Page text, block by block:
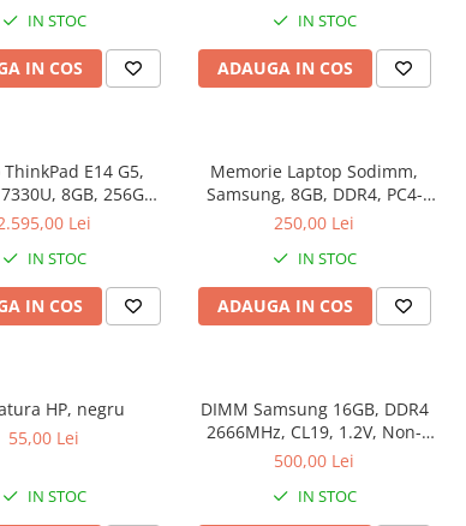
IN STOC
IN COS
IN STOC
ADAUGA IN COS
E14 G5,
8GB, 256GB
Win 11 Pro
Lei
IN STOC
IN COS
Memorie Laptop Sodimm,
Samsung, 8GB, DDR4, PC4-
2400, bulk
250,00 Lei
IN STOC
ADAUGA IN COS
HP, negru
55,00 Lei
IN STOC
DIMM Samsung 16GB, DDR4
2666MHz, CL19, 1.2V, Non-
ECC, bulk
500,00 Lei
IN STOC